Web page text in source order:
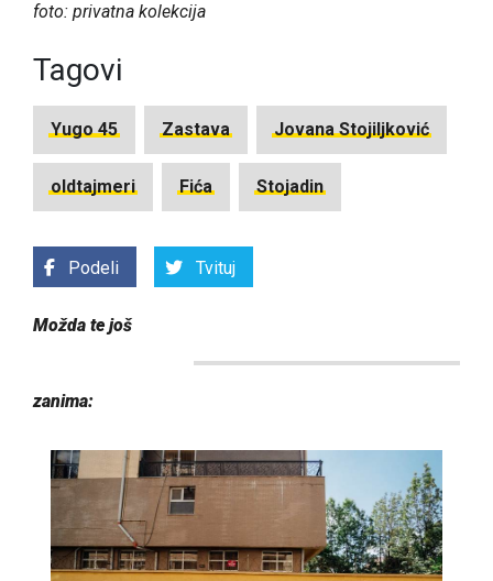
foto: privatna kolekcija
Tagovi
Yugo 45 Zastava Jovana Stojiljković
oldtajmeri Fića Stojadin
Podeli Tvituj
Možda te još
zanima: